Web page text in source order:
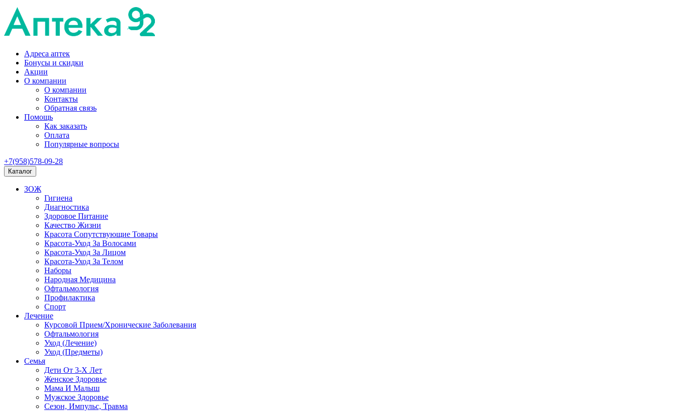
Адреса аптек
Бонусы и скидки
Акции
О компании
О компании
Контакты
Обратная связь
Помощь
Как заказать
Оплата
Популярные вопросы
+7(958)578-09-28
Каталог
ЗОЖ
Гигиена
Диагностика
Здоровое Питание
Качество Жизни
Красота Сопутствующие Товары
Красота-Уход За Волосами
Красота-Уход За Лицом
Красота-Уход За Телом
Наборы
Народная Медицина
Офтальмология
Профилактика
Спорт
Лечение
Курсовой Прием/Хронические Заболевания
Офтальмология
Уход (Лечение)
Уход (Предметы)
Семья
Дети От 3-Х Лет
Женское Здоровье
Мама И Малыш
Мужское Здоровье
Сезон, Импульс, Травма